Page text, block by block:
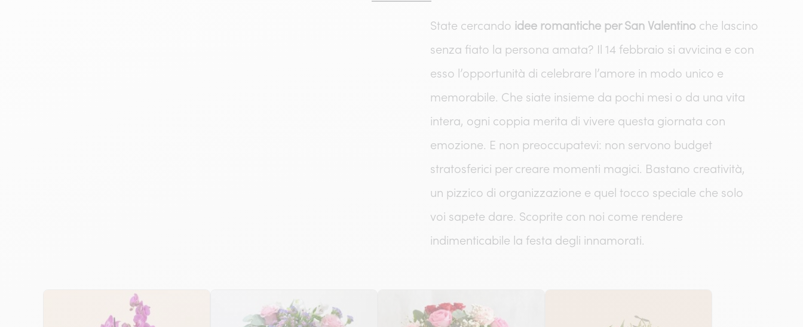
State cercando idee romantiche per San Valentino che lascino
senza fiato la persona amata? Il 14 febbraio si avvicina e con
esso l’opportunità di celebrare l’amore in modo unico e
memorabile. Che siate insieme da pochi mesi o da una vita
intera, ogni coppia merita di vivere questa giornata con
emozione. E non preoccupatevi: non servono budget
stratosferici per creare momenti magici. Bastano creatività,
un pizzico di organizzazione e quel tocco speciale che solo
voi sapete dare. Scoprite con noi come rendere
indimenticabile la festa degli innamorati.